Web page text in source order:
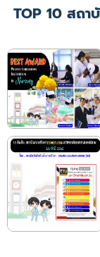
(
TOP 10 สถา